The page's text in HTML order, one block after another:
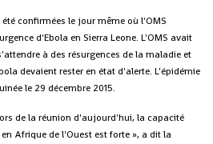
confirmées le jour même où l'OMS
d'Ebola en Sierra Leone. L'OMS avait
à des résurgences de la maladie et
devaient rester en état d'alerte. L'épidémie
le 29 décembre 2015.
de la réunion d'aujourd'hui, la capacité
Afrique de l'Ouest est forte », a dit la